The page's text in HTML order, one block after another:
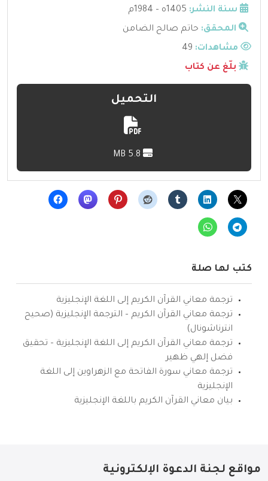
سنة النشر: 1405ه – 1984م
المحقق: حاتم صالح الضامن
مشاهدات:
بلّغ عن كتاب
التحميل
كتب لها صلة
ترجمة معاني القرآن الكريم إلى اللغة الإنجليزية
ترجمة معاني القرآن الكريم – الترجمة الإنجليزية (صحيح
انترناشونال)
ترجمة معاني القرآن الكريم إلى اللغة الإنجليزية – تحقيق
فضل إلهي ظهير
ترجمة معاني سورة الفاتحة مع الزهراوين إلى اللغة
الإنجليزية
بيان معاني القرآن الكريم باللغة الإنجليزية
مواقع لجنة الدعوة الإلكترونية